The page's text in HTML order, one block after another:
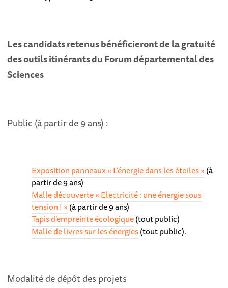
Les candidats retenus bénéficieront de la gratuité
des outils itinérants du Forum départemental des
Sciences
Public (à partir de 9 ans) :
Exposition panneaux « L’énergie dans les étoiles »(à
partir de 9 ans)
Malle découverte « Electricité : une énergie sous
tension ! »(à partir de 9 ans)
Tapis d’empreinte écologique(tout public)
Malle de livres sur les énergies(tout public).
Modalité de dépôt des projets